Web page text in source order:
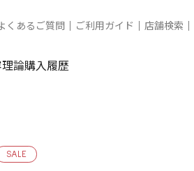
くあるご質問 ご利用ガイド 店舗検索
理論購入履歴
SALE